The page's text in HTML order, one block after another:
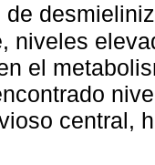
de
niveles
el
central,